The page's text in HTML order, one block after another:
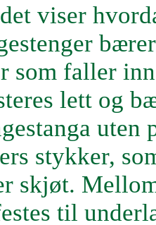
viser
som faller
lett og
uten
stykker,
skjøt.
til